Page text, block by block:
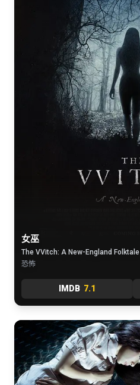
女巫
The VVitch: A New-England Folktale
恐怖
IMDB 7.1